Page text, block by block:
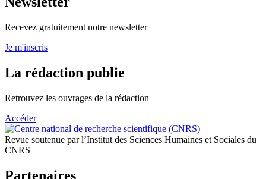
Recevez gratuitement notre newsletter
Je m'inscris
La rédaction publie
Retrouvez les ouvrages de la rédaction
Accéder
Revue soutenue par l’Institut des Sciences Humaines et Sociales du
CNRS
Partenaires